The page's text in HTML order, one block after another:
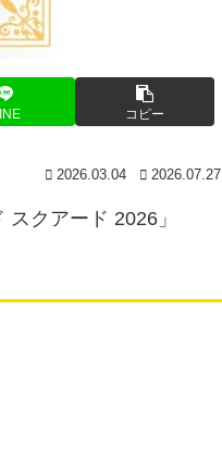
コピー
2026.03.04 2026.07.27
クアード 2026」